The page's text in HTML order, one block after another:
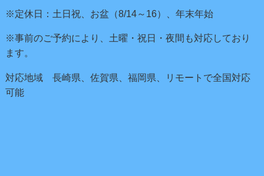
※定休日：土日祝、お盆（8/14～16）、年末年始
※事前のご予約により、土曜・祝日・夜間も対応しており
ます。
対応地域 長崎県、佐賀県、福岡県、リモートで全国対応
可能